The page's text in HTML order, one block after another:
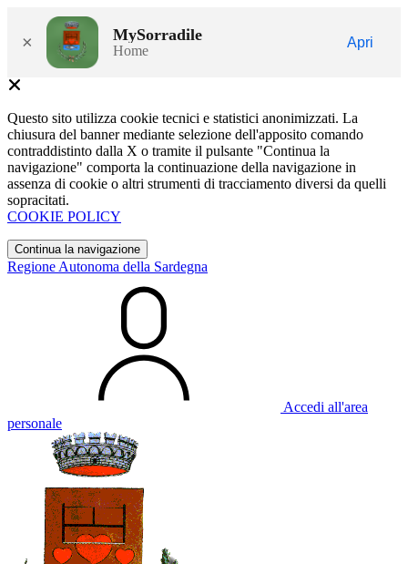
× MySorradile
Home
Apri
Questo sito utilizza cookie tecnici e statistici anonimizzati. La
chiusura del banner mediante selezione dell'apposito comando
contraddistinto dalla X o tramite il pulsante "Continua la
navigazione" comporta la continuazione della navigazione in
assenza di cookie o altri strumenti di tracciamento diversi da quelli
sopracitati.
COOKIE POLICY
Continua la navigazione
Regione Autonoma della Sardegna
Accedi all'area
personale